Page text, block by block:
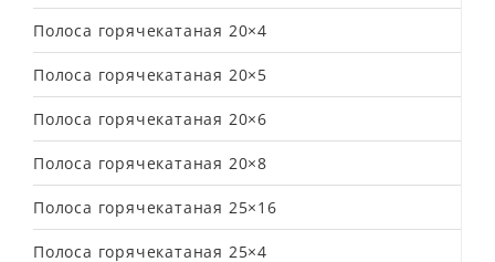
Полоса горячекатаная 20×4
Полоса горячекатаная 20×5
Полоса горячекатаная 20×6
Полоса горячекатаная 20×8
Полоса горячекатаная 25×16
Полоса горячекатаная 25×4